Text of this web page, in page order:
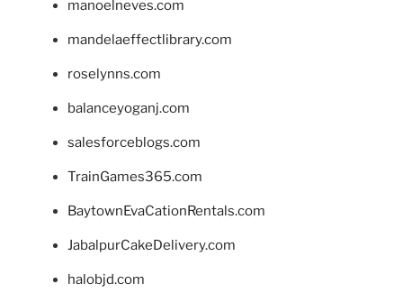
manoelneves.com
mandelaeffectlibrary.com
roselynns.com
balanceyoganj.com
salesforceblogs.com
TrainGames365.com
BaytownEvaCationRentals.com
JabalpurCakeDelivery.com
halobjd.com